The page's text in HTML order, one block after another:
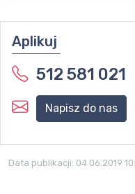
Aplikuj
512 581 021
Napisz do nas
Data publikacji: 04.06.2019